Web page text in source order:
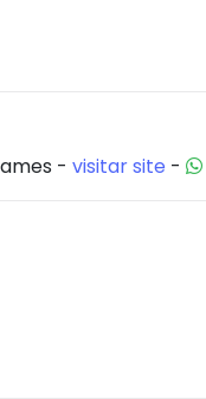
- visitar site -